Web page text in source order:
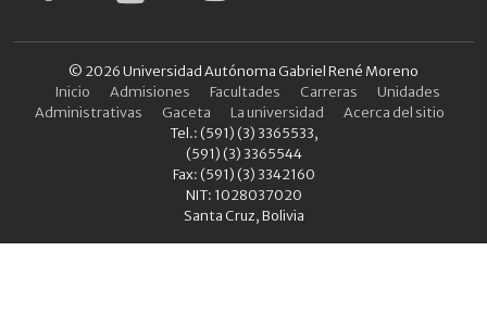
© 2026 Universidad Autónoma Gabriel René Moreno
Inicio
Admisiones Facultades Carreras
Unidades
Administrativas
Gaceta La universidad
Acerca del sitio
Tel.: (591) (3) 3365533,
(591) (3) 3365544
Fax: (591) (3) 3342160
NIT: 1028037020
Santa Cruz, Bolivia